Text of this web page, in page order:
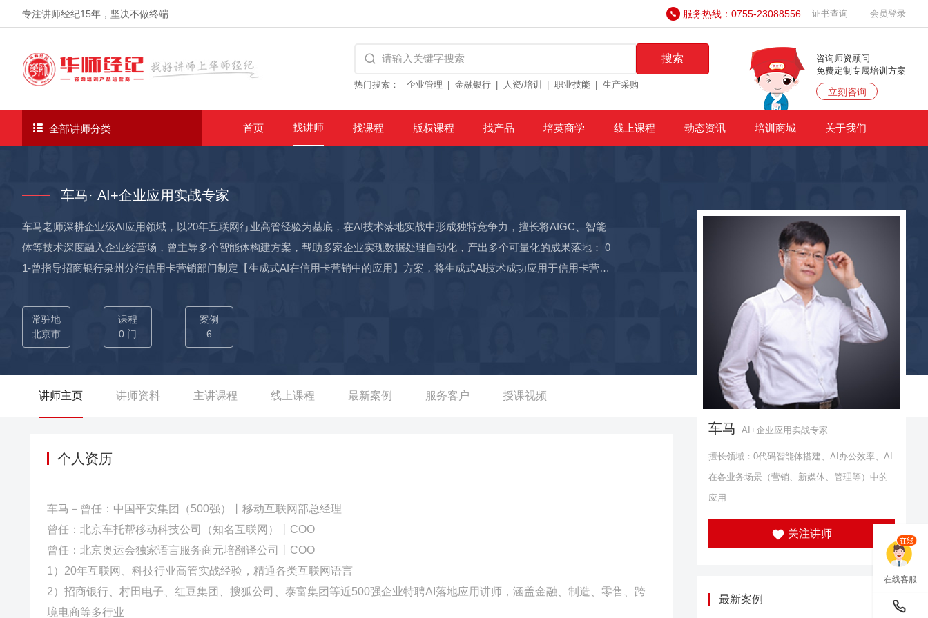
专注讲师经纪15年 ，坚决不做终端 服务热线：0755-23088556 证书查询 会员登录
搜索
热门搜索： 企业管理 金融银行 人资/培训 职业技能 生产采购
咨询师资顾问
免费定制专属培训方案
立刻咨询
全部讲师分类 首页 找讲师 找课程 版权课程 找产品 培英商学 线上课程 动态资讯 培训商城 关于我们
车马· AI+企业应用实战专家
车马老师深耕企业级AI应用领域，以20年互联网行业高管经验为基底，在AI技术落地实战中形成独特竞争力，擅长将AIGC、智能
体等技术深度融入企业经营场，曾主导多个智能体构建方案，帮助多家企业实现数据处理自动化，产出多个可量化的成果落地： 0
1-曾指导招商银行泉州分行信用卡营销部门制定【生成式AI在信用卡营销中的应用】方案，将生成式AI技术成功应用于信用卡营销
行银行内部生成式AI应用的典范。 02-曾为红豆集团定制【AI营销】方案，精准定位目标客户群体，促使营销活动转化率提高3
5%，新品推广周期缩短1个月，成功实现营销全流程AI化。 03-曾为搜狐公司打造【AI高效应用于新媒体内容创作】项目，建立多
套AI提示词文库，精准匹配内容创作需求，促使内容创作效率提升3倍，成本降低60%，同时利用AI推荐算法优化内容分发，用户
员精准营销，会员复购率提升40%，销售额同比增长20%，大幅提升了零售业务的运营效率。 05-曾指导北纬觉醒文旅讲AI工具应
常驻地
北京市
课程
0 门
案例
6
讲师主页 讲师资料 主讲课程 线上课程 最新案例 服务客户 授课视频
个人资历
车马－曾任：中国平安集团（500强）丨移动互联网部总经理
曾任：北京车托帮移动科技公司（知名互联网）丨COO
曾任：北京奥运会独家语言服务商元培翻译公司丨COO
1）20年互联网、科技行业高管实战经验，精通各类互联网语言
2）招商银行、村田电子、红豆集团、搜狐公司、泰富集团等近500强企业特聘AI落地应用讲师，涵盖金融、制造、零售、跨
车马 AI+企业应用实战专家
擅长领域：0代码智能体搭建、AI办公效率、AI
在各业务场景（营销、新媒体、管理等）中的
应用
关注讲师
最新案例
在线客服